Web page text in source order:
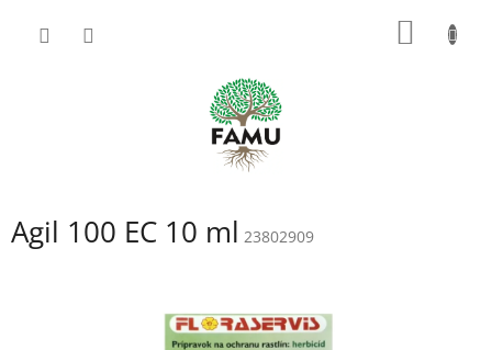
Agil 100 EC 10 ml 23802909